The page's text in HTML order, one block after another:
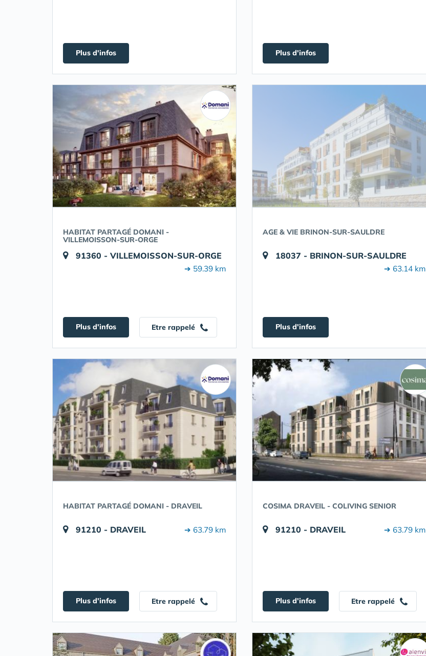
Plus d'infos Plus d'infos
HABITAT PARTAGÉ DOMANI -
VILLEMOISSON-SUR-ORGE
91360 - VILLEMOISSON-SUR-ORGE
➔ 59.39 km
Plus d'infos Etre rappelé
AGE & VIE BRINON-SUR-SAULDRE
18037 - BRINON-SUR-SAULDRE
➔ 63.14 km
Plus d'infos
HABITAT PARTAGÉ DOMANI - DRAVEIL
91210 - DRAVEIL ➔ 63.79 km
Plus d'infos Etre rappelé
COSIMA DRAVEIL - COLIVING SENIOR
91210 - DRAVEIL ➔ 63.79 km
Plus d'infos Etre rappelé